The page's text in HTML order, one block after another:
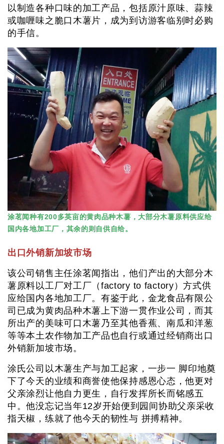
以制造各种口味的加工产品，包括原汁原味、蒜辣
或咖喱味之脆口木薯片，成为到访游客临别时必购
的手信。
涂茗闻种有200多英亩的黄肉品种木薯，大部分木薯原料供应给
国内各地加工厂，其余的则自供自给。
出口外销新加坡市场
该公司销售主任涂茗闻指出，他们产出的大部分木
薯原料以工厂对工厂（factory to factory）方式供
应给国内各地加工厂。有鉴于此，金龙食品有限公
司已成为黄肉品种木薯上下游一贯作业公司，而其
所出产的美味可口木薯乃至其他香蕉、南瓜和洋葱
等等本土农作物加工产品也自行或通过经销商出口
外销新加坡市场。
涂氏公司以木薯生产与加工起家，一步一 脚印地奠
下了今天的业绩和商誉使他保持感恩心态，他更对
父亲涂烈让他自力更生，自行发挥所长而铭感五
中。他没忘记当年12岁开始便到园间协助父亲采收
指天椒，练就了他今天的韧性与 拼搏精神。